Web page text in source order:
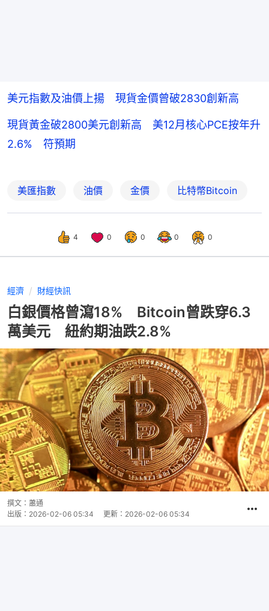
美元指數及油價上揚 現貨金價曾破2830創新高
現貨黃金破2800美元創新高 美12月核心PCE按年升
2.6% 符預期
美匯指數 油價 金價 比特幣Bitcoin
4 0 0 0 0
經濟 財經快訊
白銀價格曾瀉18% Bitcoin曾跌穿6.3
萬美元 紐約期油跌2.8%
撰文： 蕭通
出版： 2026-02-06 05:34 更新： 2026-02-06 05:34